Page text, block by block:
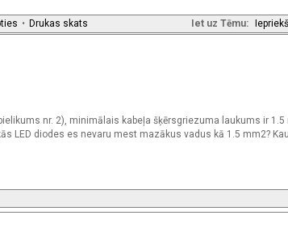
Iet uz Tēmu:
• Drukas skats
nr. 2), minimālais kabeļa šķērsgriezuma laukums ir 1.5
LED diodes es nevaru mest mazākus vadus kā 1.5 mm2?